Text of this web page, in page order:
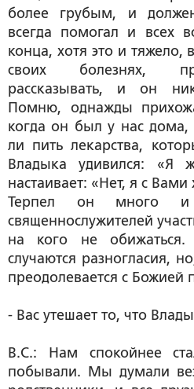
более грубым, и
всегда помогал и всех
конца, хотя это и тяжело,
своих болезнях,
рассказывать, и он
Помню, однажды
когда он был у нас
ли пить лекарства,
Владыка удивился:
настаивает: «Нет, я с Вами
Терпел он много
священнослужителей
на кого не
случаются разногласия,
преодолевается с
- Вас утешает то, что
В.С.: Нам спокойнее
побывали. Мы думали